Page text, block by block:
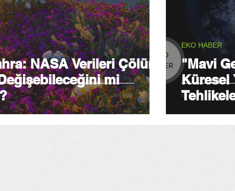
NASA Verileri Çölün
mi
"Mavi
Küresel
EKO HABER